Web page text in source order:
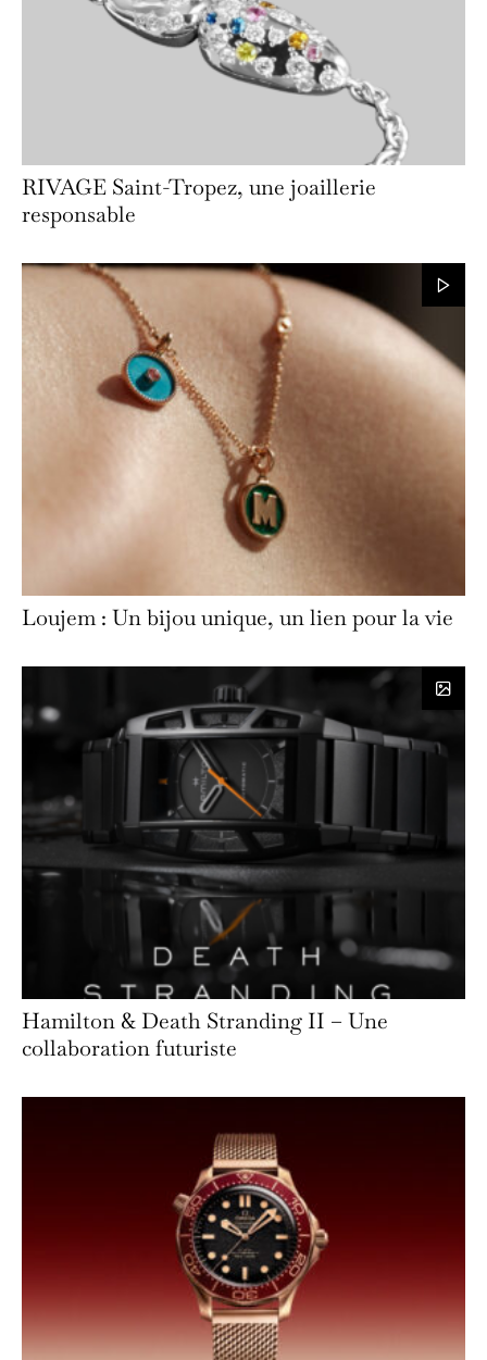
RIVAGE Saint-Tropez, une joaillerie
responsable
Loujem : Un bijou unique, un lien pour la vie
Hamilton & Death Stranding II – Une
collaboration futuriste